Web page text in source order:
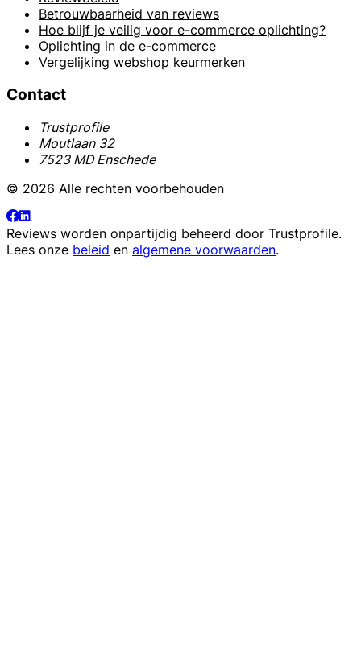
Betrouwbaarheid van reviews
Hoe blijf je veilig voor e-commerce oplichting?
Oplichting in de e-commerce
Vergelijking webshop keurmerken
Contact
Trustprofile
Moutlaan 32
7523 MD Enschede
© 2026 Alle rechten voorbehouden
Reviews worden onpartijdig beheerd door Trustprofile.
Lees onze beleid en algemene voorwaarden.